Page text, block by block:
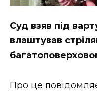
Суд взяв під
влаштував
Про це